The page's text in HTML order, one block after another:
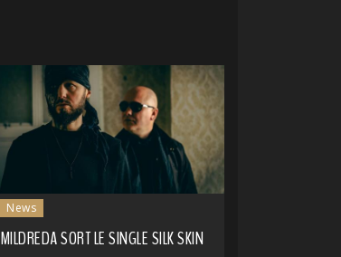
News
MILDREDA SORT LE SINGLE SILK SKIN